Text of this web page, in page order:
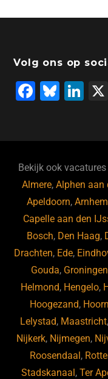
Volg ons op
F
b
o
o
k
Bl
ky
Li
dI
n
Bekijk ook
Almere,Alphen aan
Apeldoorn,Arnhem
Capelle aan den
Bosch, Den Haag,
Drachten, Ede,
Gouda, Groningen
Helmond, Hengelo,
Hoogezand, Hoorn
Lelystad, Maastricht,
Nijkerk, Nijmegen,
Roosendaal ,
Stadskanaal ,Ter